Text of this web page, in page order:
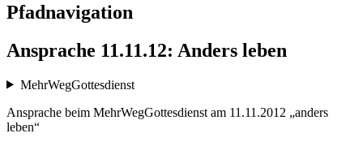
Pfadnavigation
Ansprache 11.11.12: Anders leben
MehrWegGottesdienst
Ansprache beim MehrWegGottesdienst am 11.11.2012 „anders
leben“